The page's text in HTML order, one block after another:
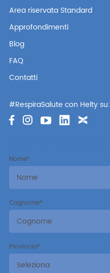
Area riservata Standard
Approfondimenti
Blog
FAQ
Contatti
#RespiraSalute con Helty su:
Nome*
Cognome*
Provincia*